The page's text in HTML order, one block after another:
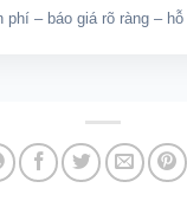
phí – báo giá rõ ràng –